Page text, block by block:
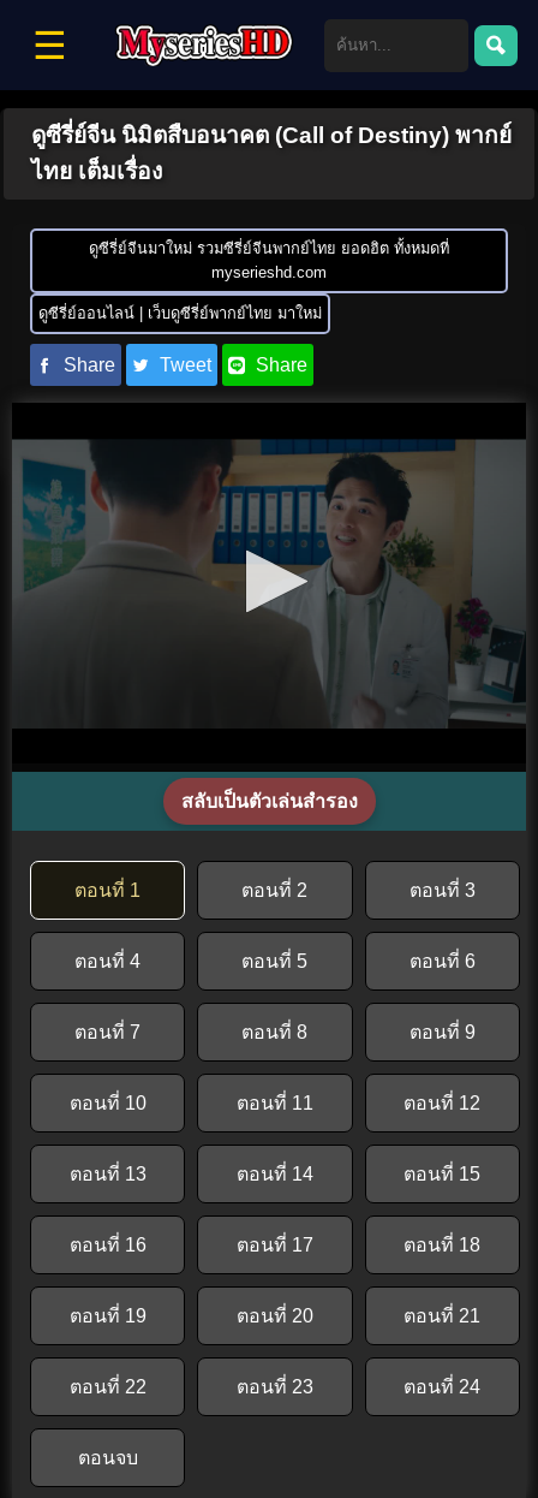
☰
ดูซีรี่ย์จีน นิมิตสืบอนาคต (Call of Destiny) พากย์
ไทย เต็มเรื่อง
ดูซีรี่ย์จีนมาใหม่ รวมซีรี่ย์จีนพากย์ไทย ยอดฮิต ทั้งหมดที่
myserieshd.com
ดูซีรี่ย์ออนไลน์ | เว็บดูซีรี่ย์พากย์ไทย มาใหม่
Share Tweet Share
สลับเป็นตัวเล่นสำรอง
ตอนที่ 1 ตอนที่ 2 ตอนที่ 3
ตอนที่ 4 ตอนที่ 5 ตอนที่ 6
ตอนที่ 7 ตอนที่ 8 ตอนที่ 9
ตอนที่ 10 ตอนที่ 11 ตอนที่ 12
ตอนที่ 13 ตอนที่ 14 ตอนที่ 15
ตอนที่ 16 ตอนที่ 17 ตอนที่ 18
ตอนที่ 19 ตอนที่ 20 ตอนที่ 21
ตอนที่ 22 ตอนที่ 23 ตอนที่ 24
ตอนจบ